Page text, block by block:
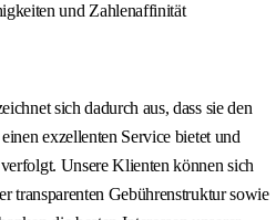
und Zahlenaffinität
sich dadurch aus, dass sie den
exzellenten Service bietet und
Unsere Klienten können sich
transparenten Gebührenstruktur sowie